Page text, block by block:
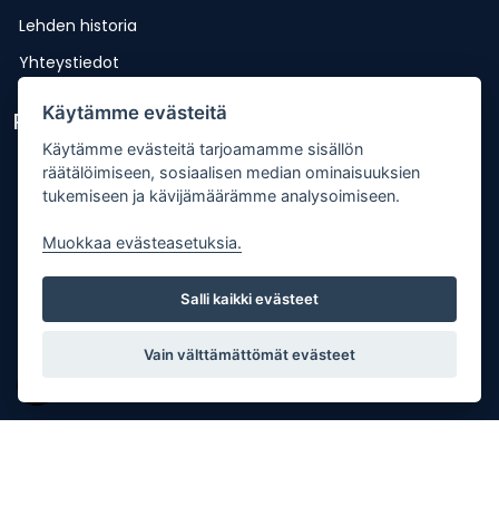
Lehden historia
Yhteystiedot
Pikalinkit
Lähetä uutisvinkki
Kopiointiohje
Mediakortti
Tilaa lehti
Osoitteenmuutos
Käytämme evästeitä
Käytämme evästeitä tarjoamamme sisällön
räätälöimiseen, sosiaalisen median ominaisuuksien
tukemiseen ja kävijämäärämme analysoimiseen.
Muokkaa evästeasetuksia.
Salli kaikki evästeet
Vain välttämättömät evästeet